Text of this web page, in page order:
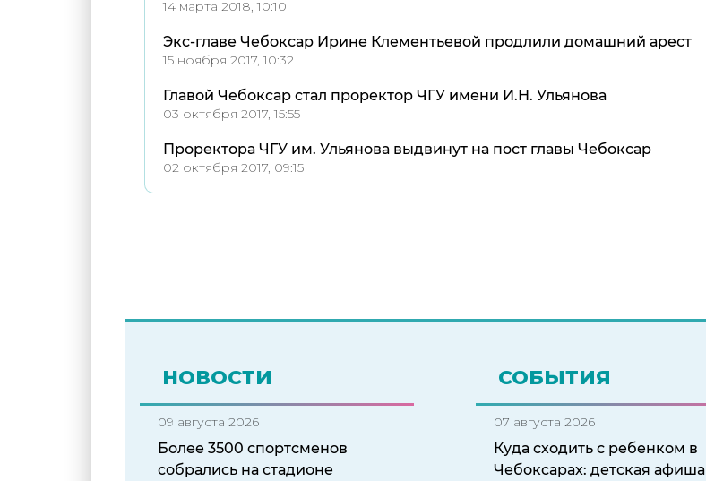
14 марта 2018, 10:10
Экс-главе Чебоксар Ирине Клементьевой продлили домашний арест
15 ноября 2017, 10:32
Главой Чебоксар стал проректор ЧГУ имени И.Н. Ульянова
03 октября 2017, 15:55
Проректора ЧГУ им. Ульянова выдвинут на пост главы Чебоксар
02 октября 2017, 09:15
НОВОСТИ
09 августа 2026
Более 3500 спортсменов
собрались на стадионе
СОБЫТИЯ
07 августа 2026
Куда сходить с ребенком в
Чебоксарах: детская афиша